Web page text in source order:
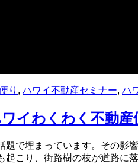
り , ハワイ不動産セミナー, ハ
イわくわく不動
で埋まっています。その
こり、街路樹の枝が道路